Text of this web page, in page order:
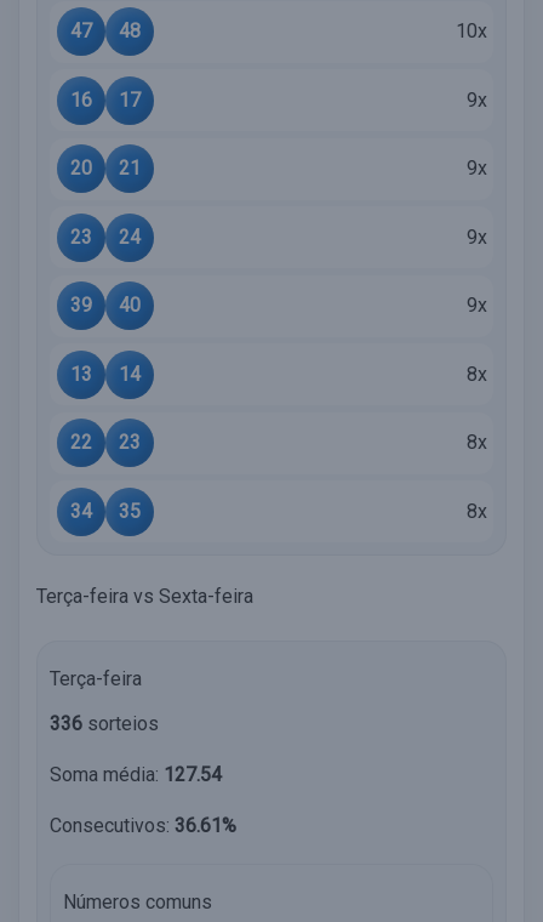
47 48 10x
16 17 9x
20 21 9x
23 24 9x
39 40 9x
13 14 8x
22 23 8x
34 35 8x
Terça-feira vs Sexta-feira
Terça-feira
336 sorteios
Soma média: 127.54
Consecutivos: 36.61%
Números comuns